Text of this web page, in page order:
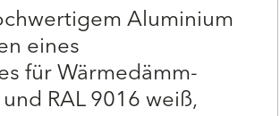
Aluminium
eines
für Wärmedämm-
RAL 9016 weiß,